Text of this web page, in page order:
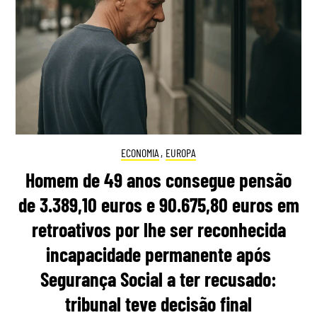
ECONOMIA , EUROPA
Homem de 49 anos consegue pensão
de 3.389,10 euros e 90.675,80 euros em
retroativos por lhe ser reconhecida
incapacidade permanente após
Segurança Social a ter recusado:
tribunal teve decisão final